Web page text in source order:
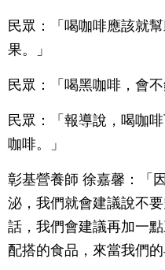
民眾：「喝咖啡應該就
果。」
民眾：「喝黑咖啡，會不
民眾：「報導說，喝咖
咖啡。」
彰基營養師 徐嘉馨：「
泌，我們就會建議說不
話，我們會建議再加一
配搭的食品，來當我們的